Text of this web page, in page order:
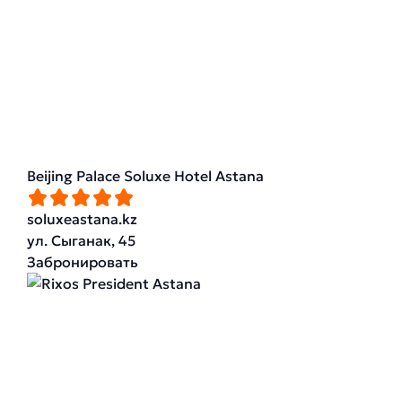
Beijing Palace Soluxe Hotel Astana
soluxeastana.kz
ул. Сыганак, 45
Забронировать